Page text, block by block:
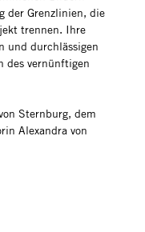
der Grenzlinien, die
trennen. Ihre
und durchlässigen
des vernünftigen
Sternburg, dem
Alexandra von